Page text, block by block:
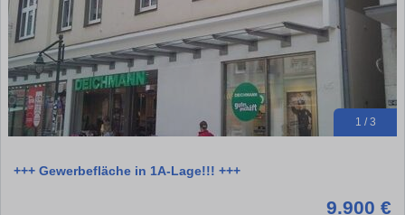
1 / 3
+++ Gewerbefläche in 1A-Lage!!! +++
9.900 €